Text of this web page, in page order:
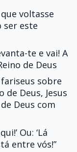
voltasse
ser este
te e vai! A
de Deus
sobre
de Deus, Jesus
Deus com
Ou: ‘Lá
entre vós!”